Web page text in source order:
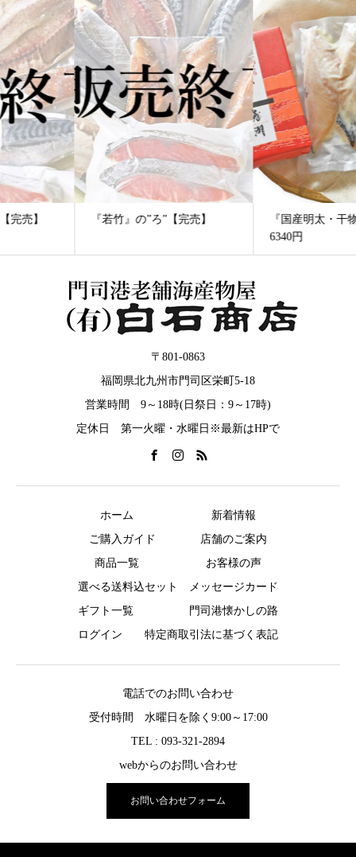
『若竹』の”ろ”【完売】
『国産明太・干物セット』
〒801-0863
福岡県北九州市門司区栄町5-18
営業時間 9～18時(日祭日：9～17時)
定休日 第一火曜・水曜日※最新はHPで
ホーム
新着情報
ご購入ガイド
店舗のご案内
商品一覧
お客様の声
選べる送料込セット
メッセージカード
ギフト一覧
門司港懐かしの路
ログイン
特定商取引法に基づく表記
電話でのお問い合わせ
受付時間 水曜日を除く9:00～17:00
TEL : 093-321-2894
webからのお問い合わせ
お問い合わせフォーム